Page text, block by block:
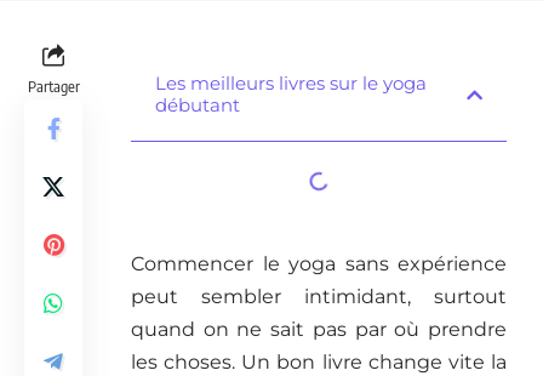
Partager
Les meilleurs livres sur le yoga
débutant
Commencer le yoga sans expérience
peut sembler intimidant, surtout
quand on ne sait pas par où prendre
les choses. Un bon livre change vite la